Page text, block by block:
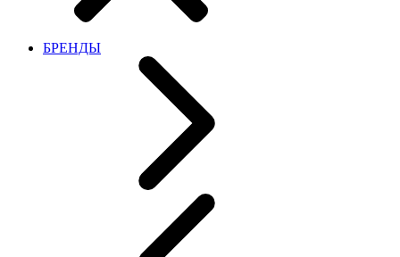
БРЕНДЫ